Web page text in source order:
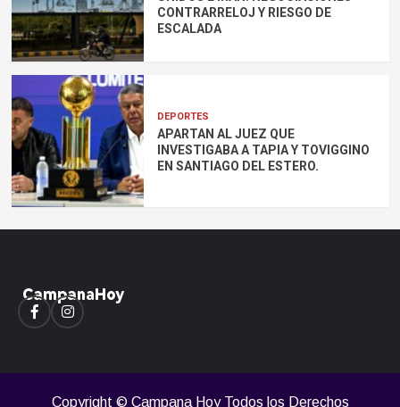
CONTRARRELOJ Y RIESGO DE
ESCALADA
DEPORTES
APARTAN AL JUEZ QUE
INVESTIGABA A TAPIA Y TOVIGGINO
EN SANTIAGO DEL ESTERO.
FacebookInstagram
Copyright © Campana Hoy Todos los Derechos